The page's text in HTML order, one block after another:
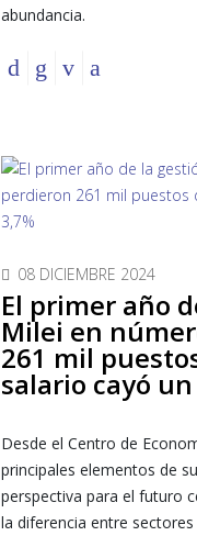
abundancia.
08 DICIEMBRE 2024
El primer año
Milei en
261 mil
salario cayó un
Desde el Centro de
principales elementos de
perspectiva para el futuro
la diferencia entre